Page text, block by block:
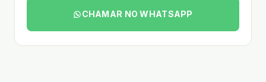
CHAMAR NO WHATSAPP